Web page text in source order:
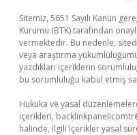
Sitemiz, 5651 Sayılı Kanun
Kurumu (BTK) tarafından
vermektedir. Bu nedenle,
veya araştırma
yazdıkları içeriklerin
bu sorumluluğu kabul etmiş
Hukuka ve yasal
içerikleri,
halinde, ilgili içerikler yasal